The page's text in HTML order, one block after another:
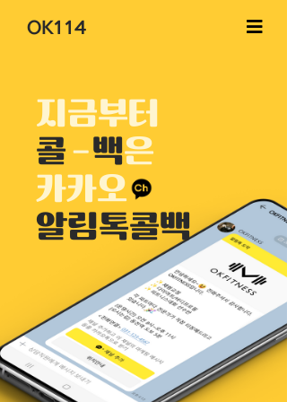
지금부터
콜-백은
카카오
알림톡콜백
OK114